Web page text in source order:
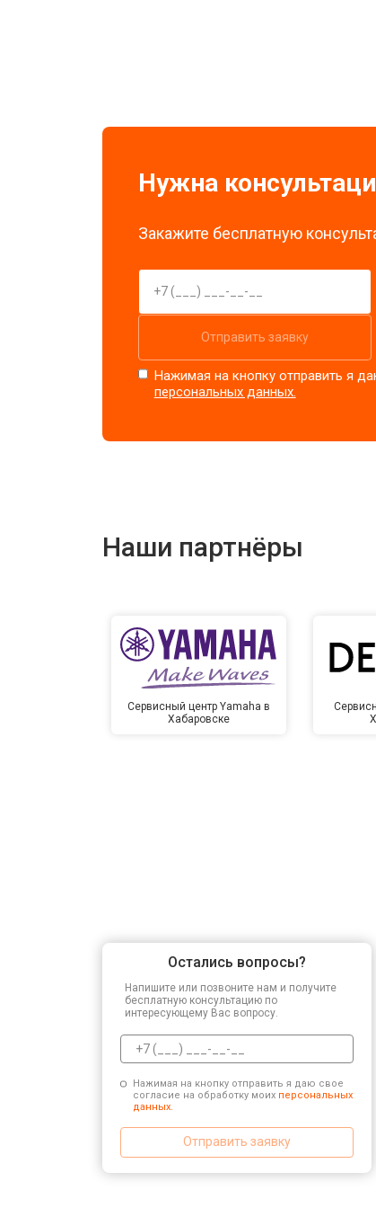
Нужна
Закажите бесплатную
Отправить заявку
Нажимая на кнопку отправить я
персональных данных.
Наши партнёры
Сервисный центр Yamaha в
Хабаровске
Остались вопросы?
Напишите или позвоните нам и получите
бесплатную консультацию по
интересующему Вас вопросу.
Нажимая на кнопку отправить я даю свое
согласие на обработку моих персональных
данных.
Отправить заявку